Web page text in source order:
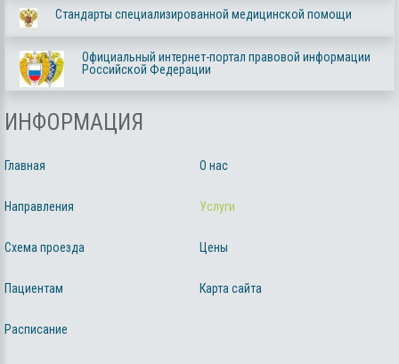
Стандарты специализированной медицинской помощи
Официальный интернет-портал правовой информации
Российской Федерации
ИНФОРМАЦИЯ
Главная О нас
Направления Услуги
Схема проезда Цены
Пациентам Карта сайта
Расписание